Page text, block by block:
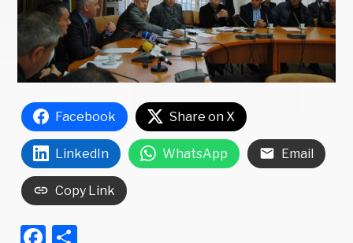
Facebook Share on X
LinkedIn WhatsApp Email
Copy Link